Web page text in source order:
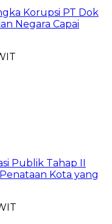
Korupsi PT Dok
Negara Capai
Publik Tahap II
Kota yang